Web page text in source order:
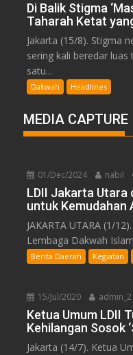
Di Balik Stigma
Taharah Ketat
Jakarta (15/8). Stigma
sering kali beredar luas
satu...
Dakwah Headlines
MEDIA CAPTURE
01/Dec/2024 nabil
LDII Jakarta Utara
untuk Kemudahan
JAKARTA UTARA (1/
Lembaga Dakwah
Berita Daerah Kegiatan
15/Jul/2020 admin_2
Ketua Umum LDII
Kehilangan Sosok
Jakarta (14/7). Ketua